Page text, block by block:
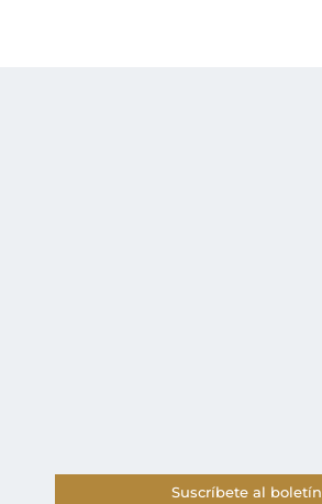
Suscríbete al boletín